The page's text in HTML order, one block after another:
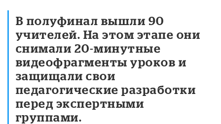
В полуфинал вышли 90
учителей. На этом этапе они
снимали 20-минутные
видеофрагменты уроков и
защищали свои
педагогические разработки
перед экспертными
группами.